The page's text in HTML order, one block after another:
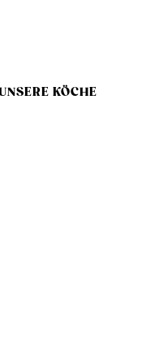
KÖCHE